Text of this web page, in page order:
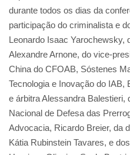
durante todos os dias da
participação do criminalista e
Leonardo Isaac Yarochewsky,
Alexandre Arnone, do vice-
China do CFOAB, Sóstenes
Tecnologia e Inovação do IAB,
e árbitra Alessandra Balestieri,
Nacional de Defesa das
Advocacia, Ricardo Breier, da
Kátia Rubinstein Tavares, e